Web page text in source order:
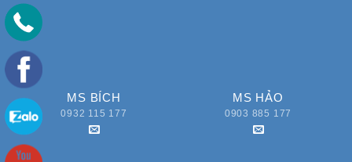
MS BÍCH
0932 115 177
MS HẢO
0903 885 177